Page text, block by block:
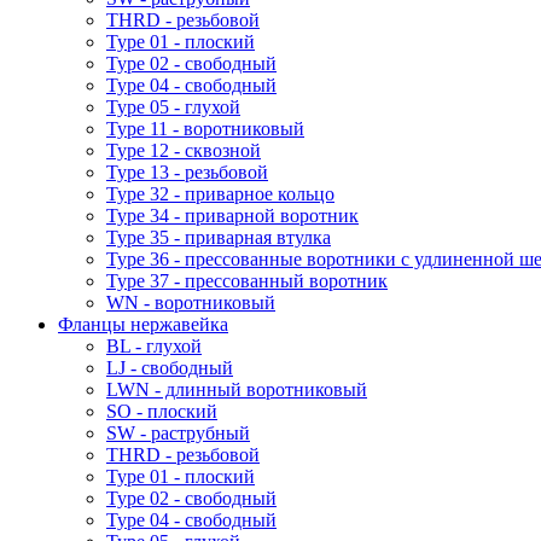
THRD - резьбовой
Type 01 - плоский
Type 02 - свободный
Type 04 - свободный
Type 05 - глухой
Type 11 - воротниковый
Type 12 - сквозной
Type 13 - резьбовой
Type 32 - приварное кольцо
Type 34 - приварной воротник
Type 35 - приварная втулка
Type 36 - прессованные воротники с удлиненной
Type 37 - прессованный воротник
WN - воротниковый
Фланцы нержавейка
BL - глухой
LJ - свободный
LWN - длинный воротниковый
SO - плоский
SW - раструбный
THRD - резьбовой
Type 01 - плоский
Type 02 - свободный
Type 04 - свободный